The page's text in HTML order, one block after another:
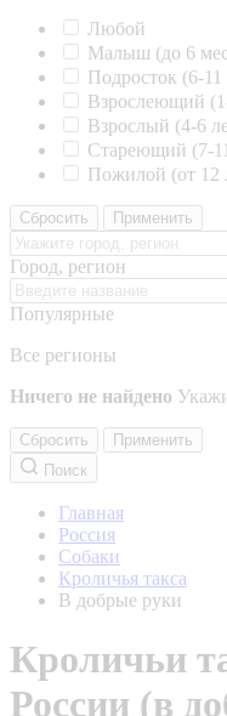
Любой
Малыш (до 6
Подросток (6-11
Взрослеющий
Взрослый (4-6
Стареющий (7-
Пожилой (от 12
Сбросить Применить
Город, регион
Популярные
Все регионы
Ничего не найдено
Сбросить
Применить
Поиск
Главная
Россия
Собаки
Кроличья такса
В добрые руки
Кроличьи
России (в